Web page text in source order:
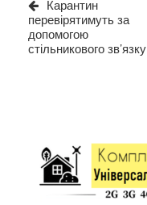
Карантин
перевірятимуть за
допомогою
стільникового зв’язку